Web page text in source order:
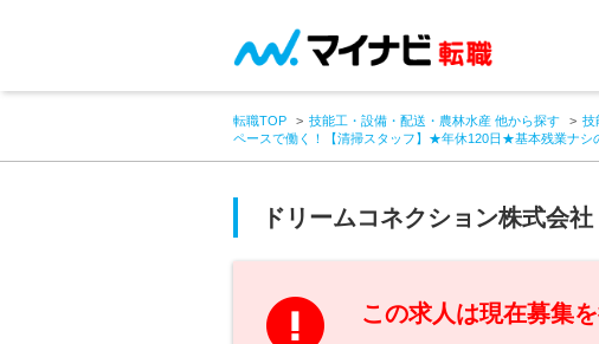
転職TOP 技能工・設備・配送・農林水産 他から探す 技
ペースで働く！【清掃スタッフ】★年休120日★基本残業ナシ
ドリームコネクション株式会社
この求人は現在募集